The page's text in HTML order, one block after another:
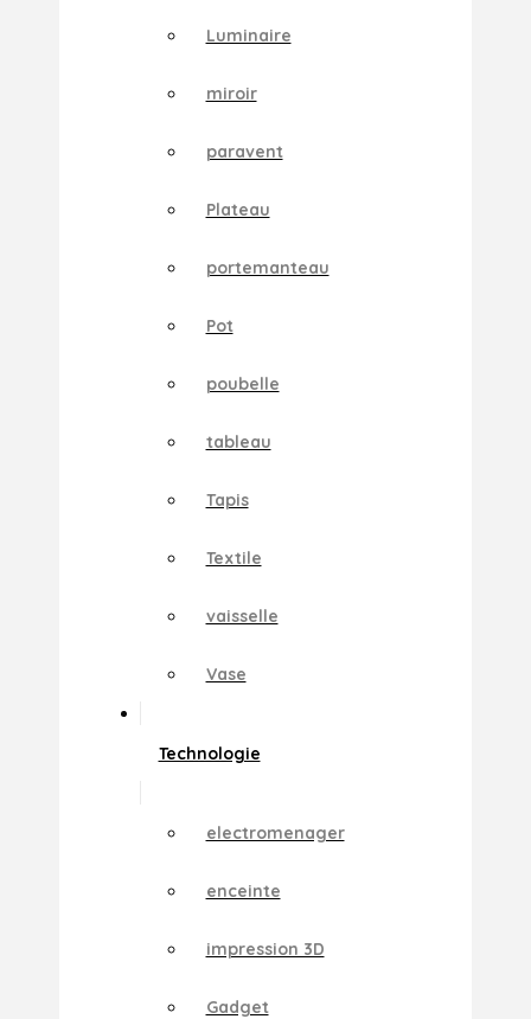
Luminaire
miroir
paravent
Plateau
portemanteau
Pot
poubelle
tableau
Tapis
Textile
vaisselle
Vase
Technologie
electromenager
enceinte
impression 3D
Gadget